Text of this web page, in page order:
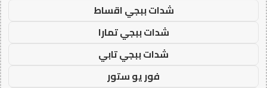
شدات ببجي اقساط
شدات ببجي تمارا
شدات ببجي تابي
فور يو ستور